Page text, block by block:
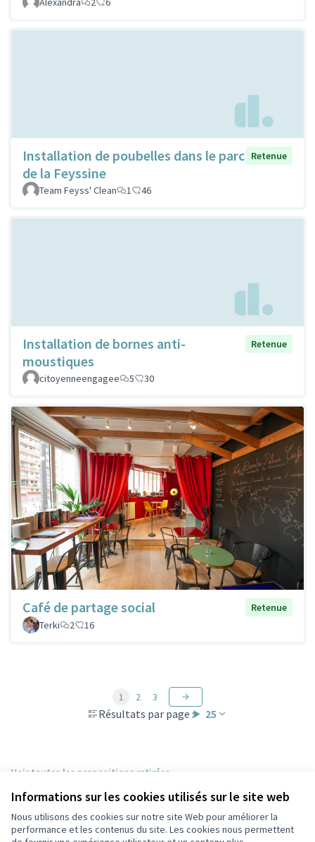
Informations sur les cookies utilisés sur le site web
Nous utilisons des cookies sur notre site Web pour améliorer la
performance et les contenus du site. Les cookies nous permettent
Installation de poubelles dans le parc
de la Feyssine
Retenue
Team Feyss' Clean 1 46
Installation de bornes anti-
moustiques
Retenue
citoyenneengagee 5 30
Café de partage social
Retenue
Terki
2 16
Résultats par page : 25
1 2 3
Voir toutes les propositions retirées
Conditions d'utilisation
Paramètres des cookies